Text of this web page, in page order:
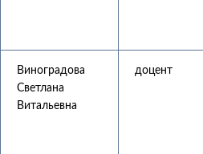
Виноградова
Светлана
Витальевна
доцент